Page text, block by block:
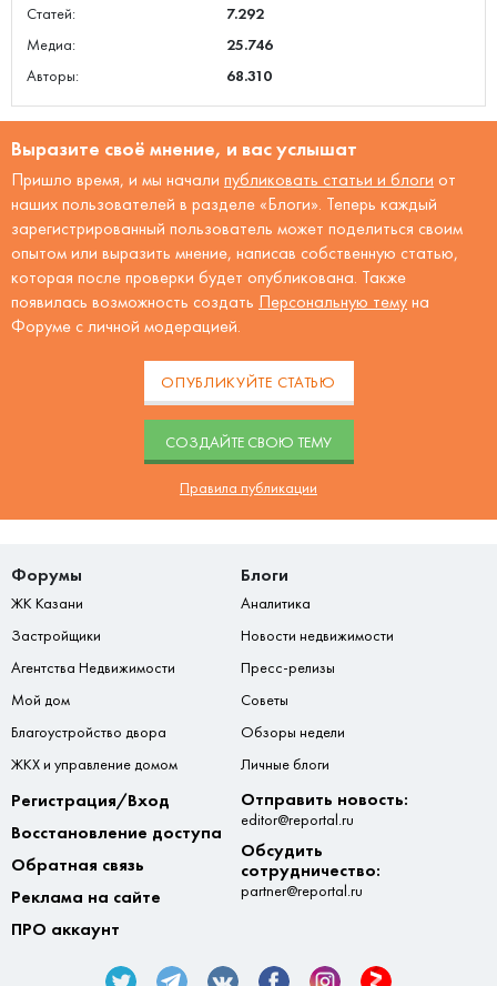
Статей:
7.292
Медиа:
25.746
Авторы:
68.310
Выразите своё мнение, и вас услышат
Пришло время, и мы начали публиковать статьи и блоги от
наших пользователей в разделе «Блоги». Теперь каждый
зарегистрированный пользователь может поделиться своим
опытом или выразить мнение, написав собственную статью,
которая после проверки будет опубликована. Также
появилась возможность создать Персональную тему на
Форуме с личной модерацией.
ОПУБЛИКУЙТЕ СТАТЬЮ
CОЗДАЙТЕ СВОЮ ТЕМУ
Правила публикации
Форумы
ЖК Казани
Застройщики
Агентства Недвижимости
Мой дом
Благоустройство двора
ЖКХ и управление домом
Блоги
Аналитика
Новости недвижимости
Пресс-релизы
Советы
Обзоры недели
Личные блоги
Регистрация/Вход
Восстановление доступа
Обратная связь
Реклама на сайте
ПРО аккаунт
Отправить новость:
editor@reportal.ru
Обсудить
сотрудничество:
partner@reportal.ru